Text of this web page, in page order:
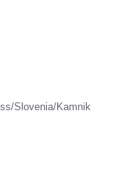
Slovenia/Kamnik